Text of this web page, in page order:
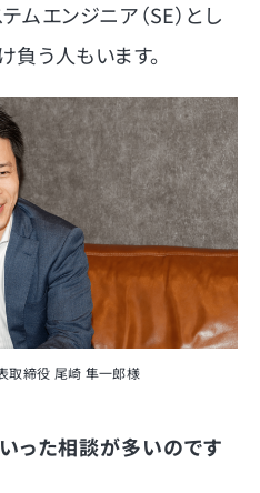
ムエンジニア（SE）とし
負う人もいます。
取締役 尾崎 隼一郎様
った相談が多いのです